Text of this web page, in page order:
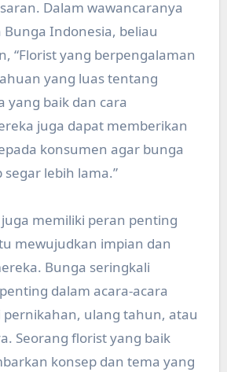
Dalam wawancaranya
Indonesia, beliau
“Florist yang berpengalaman
yang luas tentang
yang baik dan cara
juga dapat memberikan
konsumen agar bunga
lebih lama.”
memiliki peran penting
mewujudkan impian dan
Bunga seringkali
dalam acara-acara
pernikahan, ulang tahun, atau
Seorang florist yang baik
konsep dan tema yang